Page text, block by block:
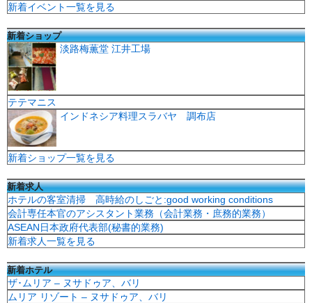
新着イベント一覧を見る
新着ショップ
淡路梅薫堂 江井工場
テテマニス
インドネシア料理スラバヤ 調布店
新着ショップ一覧を見る
新着求人
ホテルの客室清掃 高時給のしごと:good working conditions
会計専任本官のアシスタント業務（会計業務・庶務的業務）
ASEAN日本政府代表部(秘書的業務)
新着求人一覧を見る
新着ホテル
ザ･ムリア – ヌサドゥア、バリ
ムリア リゾート – ヌサドゥア、バリ